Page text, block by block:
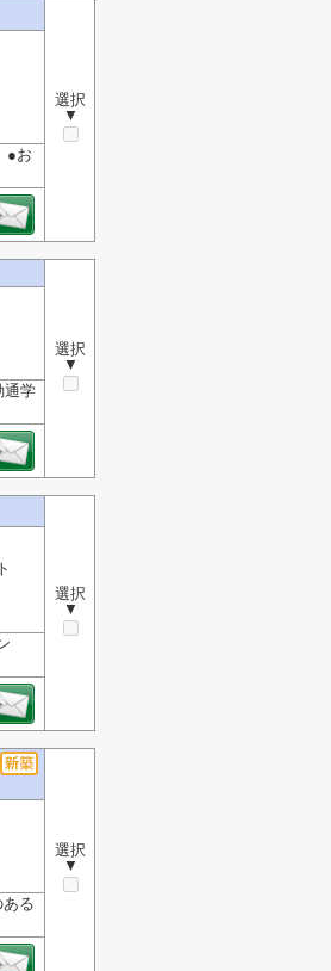
選択
▼
●お
選択
▼
学
選択
▼
選択
▼
る